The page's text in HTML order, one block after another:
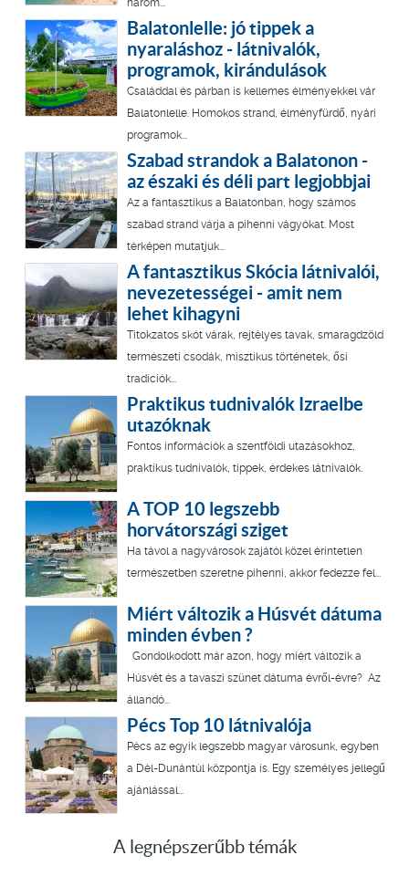
három...
Balatonlelle: jó tippek a
nyaraláshoz - látnivalók,
programok, kirándulások
Családdal és párban is kellemes élményekkel vár
Balatonlelle. Homokos strand, élményfürdő, nyári
programok...
Szabad strandok a Balatonon -
az északi és déli part legjobbjai
Az a fantasztikus a Balatonban, hogy számos
szabad strand várja a pihenni vágyókat. Most
térképen mutatjuk...
A fantasztikus Skócia látnivalói,
nevezetességei - amit nem
lehet kihagyni
Titokzatos skót várak, rejtélyes tavak, smaragdzöld
természeti csodák, misztikus történetek, ősi
tradíciók...
Praktikus tudnivalók Izraelbe
utazóknak
Fontos információk a szentföldi utazásokhoz,
praktikus tudnivalók, tippek, érdekes látnivalók.
A TOP 10 legszebb
horvátországi sziget
Ha távol a nagyvárosok zajától közel érintetlen
természetben szeretne pihenni, akkor fedezze fel...
Miért változik a Húsvét dátuma
minden évben ?
Gondolkodott már azon, hogy miért változik a
Húsvét és a tavaszi szünet dátuma évről-évre? Az
állandó...
Pécs Top 10 látnivalója
Pécs az egyik legszebb magyar városunk, egyben
a Dél-Dunántúl központja is. Egy személyes jellegű
ajánlással...
A legnépszerűbb témák